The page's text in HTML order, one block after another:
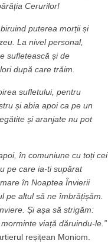
Cerurilor!
puterea morții și
La nivel personal,
sufletească și de
după care trăim.
sufletului, pentru
și abia apoi ca pe un
și aranjate nu pot
în comuniune cu toți cei
pe care ia-ti supărat
în Noaptea Învierii
pe altul să ne îmbrățișăm.
Și așa să strigăm:
viață dăruindu-le.”
reșițean Moniom.